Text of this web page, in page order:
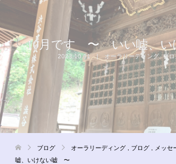
10月です 〜 いい嘘、
2023.10.01 オーラリーディング,ブロ
ブログ オーラリーディング ブログ メッセ
嘘、いけない嘘 〜